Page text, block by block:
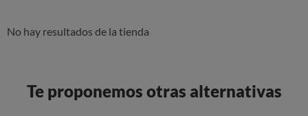
No hay resultados de la tienda
Te proponemos otras alternativas